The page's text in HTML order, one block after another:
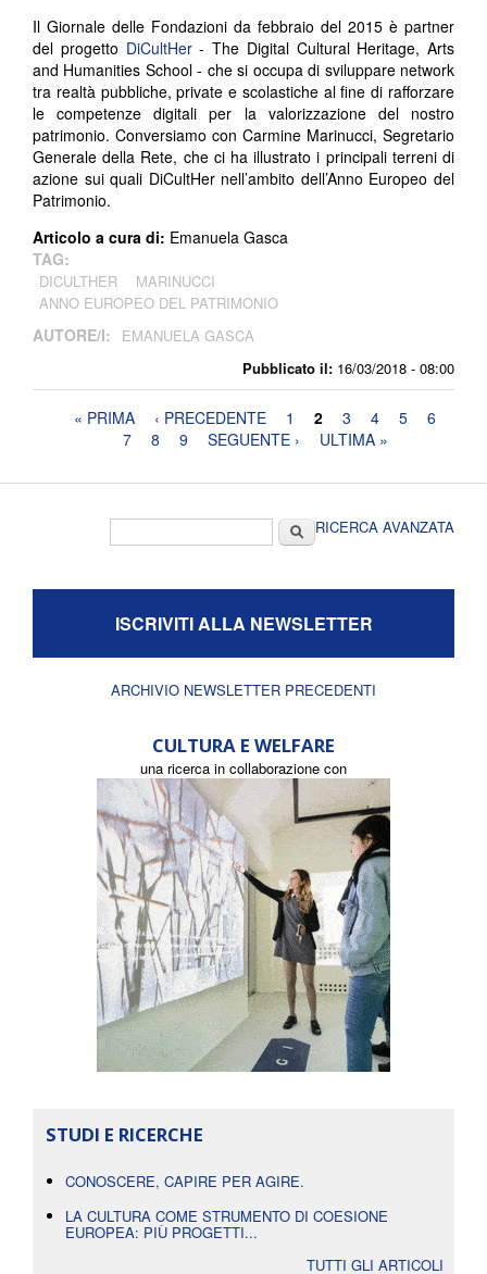
Pubblicato il: 16/03/2018 - 08:00
Il Giornale delle Fondazioni da febbraio del 2015 è partner
del progetto DiCultHer- The Digital Cultural Heritage, Arts
and Humanities School - che si occupa di sviluppare network
tra realtà pubbliche, private e scolastiche al fine di rafforzare
le competenze digitali per la valorizzazione del nostro
patrimonio. Conversiamo con Carmine Marinucci, Segretario
Generale della Rete, che ci ha illustrato i principali terreni di
azione sui quali DiCultHer nell’ambito dell’Anno Europeo del
Patrimonio.
Articolo a cura di: Emanuela Gasca
TAG:
DICULTHER
MARINUCCI
ANNO EUROPEO DEL PATRIMONIO
AUTORE/I: EMANUELA GASCA
Pagine« PRIMA ‹ PRECEDENTE 1 2 3 4 5
6
7
8 9 SEGUENTE › ULTIMA »
CercaRICERCA AVANZATA
ISCRIVITI ALLA NEWSLETTER
ARCHIVIO NEWSLETTER PRECEDENTI
CULTURA E WELFARE
una ricerca in collaborazione con
STUDI E RICERCHE
CONOSCERE, CAPIRE PER AGIRE.
LA CULTURA COME STRUMENTO DI COESIONE
EUROPEA: PIÙ PROGETTI...
TUTTI GLI ARTICOLI